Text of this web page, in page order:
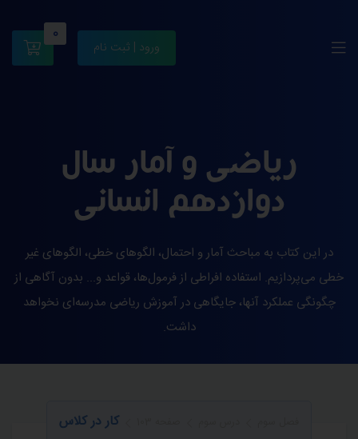
ورود | ثبت نام
0
ریاضی و آمار سال
دوازدهم انسانی
در این کتاب به مباحث آمار و احتمال، الگوهای خطی، الگوهای غیر
خطی می‌پردازیم. استفاده افراطی از فرمول‌ها، قواعد و... بدون آگاهی از
چگونگی عملکرد آنها، جایگاهی در آموزش ریاضی مدرسه‌ای نخواهد
داشت.
کار در کلاس